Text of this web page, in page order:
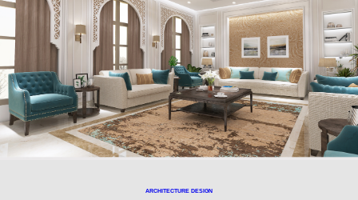
ARCHITECTURE DESIGN